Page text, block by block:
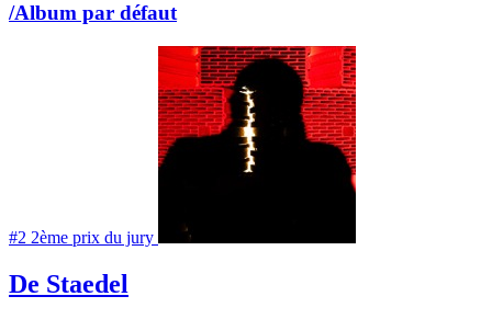
/Album par défaut
#2 2ème prix du jury
De Staedel